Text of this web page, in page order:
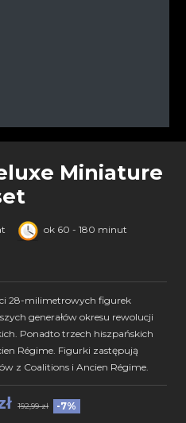
Miniature
ok 60 - 180 minut
28-milimetrowych figurek
generałów okresu rewolucji
Ponadto trzech hiszpańskich
Régime. Figurki zastępują
z Coalitions i Ancien Régime.
192,99 zł -7%